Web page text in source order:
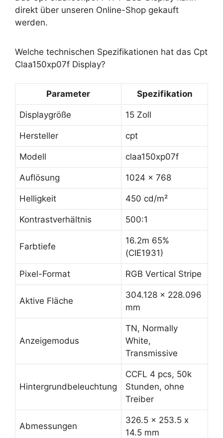
direkt über unseren Online-Shop gekauft
werden.
Welche technischen Spezifikationen hat das Cpt
Claa150xp07f Display?
Parameter Spezifikation
Displaygröße 15 Zoll
Hersteller cpt
Modell claa150xp07f
Auflösung 1024 x 768
Helligkeit 450 cd/m²
Kontrastverhältnis 500:1
Farbtiefe
16.2m 65%
(CIE1931)
Pixel-Format RGB Vertical Stripe
Aktive Fläche
304.128 x 228.096
mm
Anzeigemodus
TN, Normally
White,
Transmissive
Hintergrundbeleuchtung
CCFL 4 pcs, 50k
Stunden, ohne
Treiber
Abmessungen
326.5 x 253.5 x
14.5 mm